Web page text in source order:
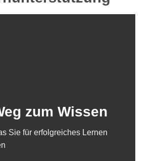
zum Wissen
Sie für erfolgreiches Lernen